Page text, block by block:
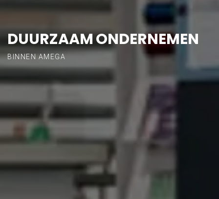
DUURZAAM ONDERNEMEN
BINNEN AMEGA